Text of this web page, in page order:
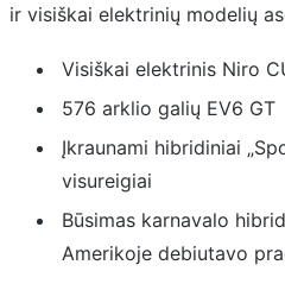
ir visiškai elektrinių modelių
Visiškai elektrinis Niro
576 arklio galių EV6 GT
Įkraunami hibridiniai
visureigiai
Būsimas karnavalo
Amerikoje debiutavo